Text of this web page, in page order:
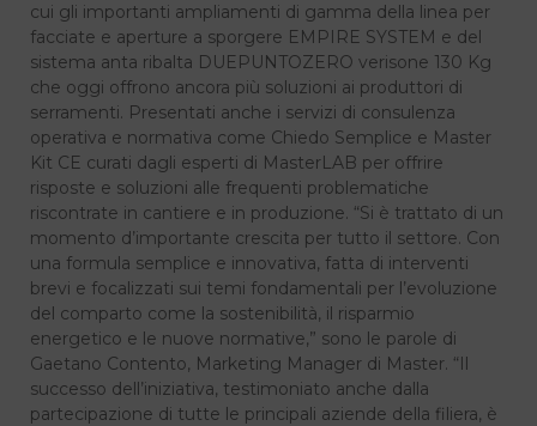
cui gli importanti ampliamenti di gamma della linea per
facciate e aperture a sporgere EMPIRE SYSTEM e del
sistema anta ribalta DUEPUNTOZERO verisone 130 Kg
che oggi offrono ancora più soluzioni ai produttori di
serramenti. Presentati anche i servizi di consulenza
operativa e normativa come Chiedo Semplice e Master
Kit CE curati dagli esperti di MasterLAB per offrire
risposte e soluzioni alle frequenti problematiche
riscontrate in cantiere e in produzione. “Si è trattato di un
momento d’importante crescita per tutto il settore. Con
una formula semplice e innovativa, fatta di interventi
brevi e focalizzati sui temi fondamentali per l’evoluzione
del comparto come la sostenibilità, il risparmio
energetico e le nuove normative,” sono le parole di
Gaetano Contento, Marketing Manager di Master. “Il
successo dell’iniziativa, testimoniato anche dalla
partecipazione di tutte le principali aziende della filiera, è